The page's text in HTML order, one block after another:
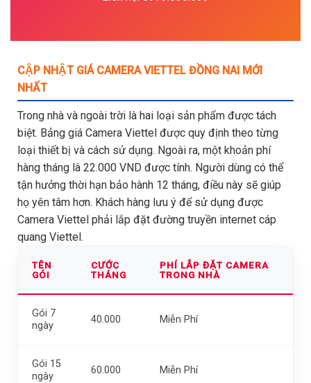
CẬP NHẬT GIÁ CAMERA VIETTEL ĐỒNG NAI MỚI
NHẤT
Trong nhà và ngoài trời là hai loại sản phẩm được tách
biệt. Bảng giá Camera Viettel được quy định theo từng
loại thiết bị và cách sử dụng. Ngoài ra, một khoản phí
hàng tháng là 22.000 VND được tính. Người dùng có thể
tận hưởng thời hạn bảo hành 12 tháng, điều này sẽ giúp
họ yên tâm hơn. Khách hàng lưu ý để sử dụng được
Camera Viettel phải lắp đặt đường truyền internet cáp
quang Viettel.
TÊN
GÓI
CƯỚC
THÁNG
PHÍ LẮP ĐẶT CAMERA
TRONG NHÀ
Gói 7
ngày
40.000 Miễn Phí
Gói 15
ngày
60.000 Miễn Phí